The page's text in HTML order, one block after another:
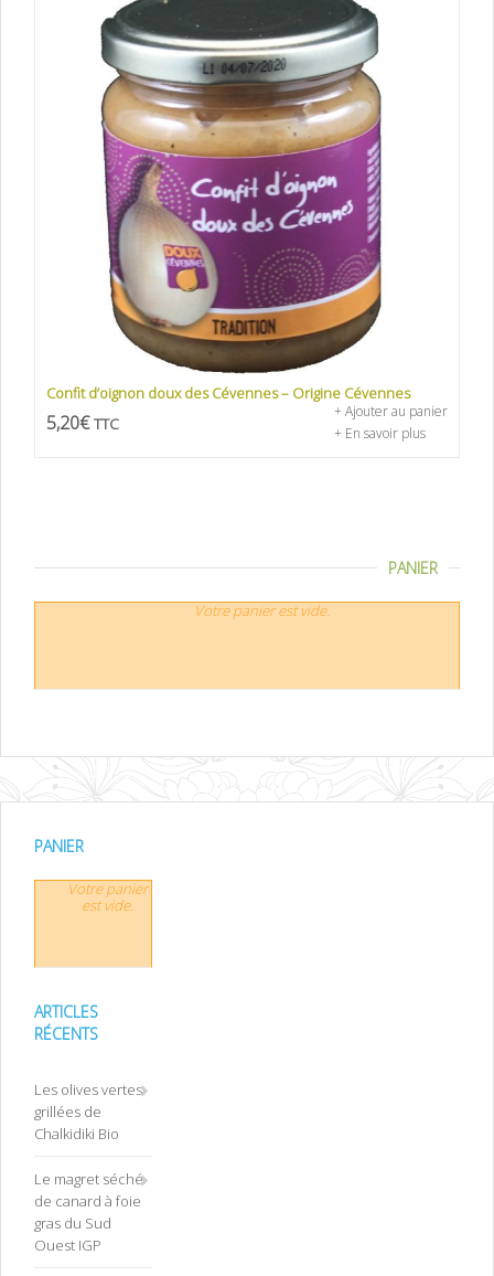
Confit d’oignon doux des Cévennes – Origine Cévennes
5,20€ TTC
+ Ajouter au panier
+ En savoir plus
PANIER
Votre panier est vide.
PANIER
Votre panier
est vide.
ARTICLES
RÉCENTS
Les olives vertes
grillées de
Chalkidiki Bio
Le magret séché
de canard à foie
gras du Sud
Ouest IGP